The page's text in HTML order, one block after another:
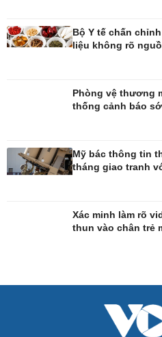
Bộ Y tế chấn
liệu không rõ
Phòng vệ thương
thống cảnh báo
Mỹ bác thông tin
tháng giao tranh
Xác minh làm rõ
thun vào chân trẻ